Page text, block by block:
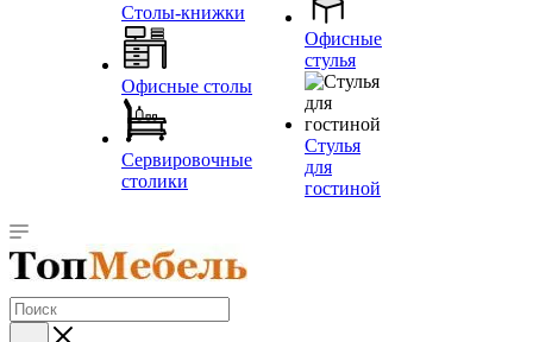
Столы-книжки
Офисные столы
Сервировочные
столики
Офисные
стулья
Стулья
для
гостиной